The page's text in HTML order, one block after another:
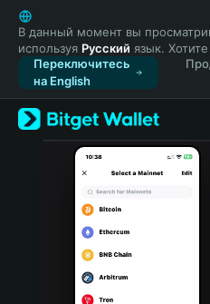
English
日本語
Tiếng Việt
Русский
Español (Latinoamérica)
Türkçe
Italiano
Português (Portugal)
Bahasa Indonesia
В данный момент вы
используя Русский язык.
Переключитесь
на English